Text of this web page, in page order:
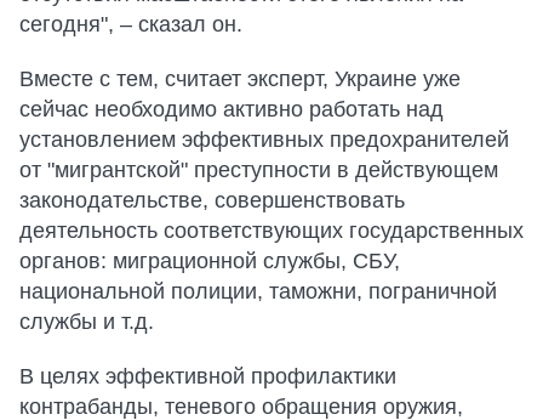
сегодня", – сказал он.
Вместе с тем, считает эксперт, Украине уже
сейчас необходимо активно работать над
установлением эффективных предохранителей
от "мигрантской" преступности в действующем
законодательстве, совершенствовать
деятельность соответствующих государственных
органов: миграционной службы, СБУ,
национальной полиции, таможни, пограничной
службы и т.д.
В целях эффективной профилактики
контрабанды, теневого обращения оружия,